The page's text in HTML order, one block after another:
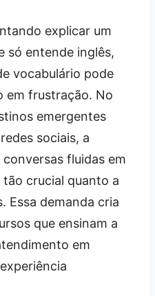
explicar um
só entende inglês,
vocabulário pode
em frustração. No
emergentes
sociais, a
fluidas em
tão crucial quanto a
Essa demanda cria
que ensinam a
em